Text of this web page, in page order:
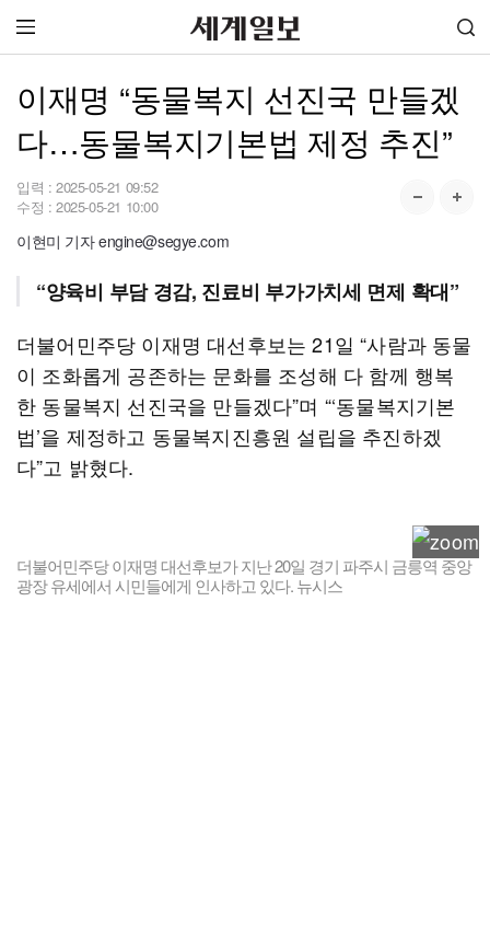
이재명 “동물복지 선진국 만들겠
다…동물복지기본법 제정 추진”
입력 : 2025-05-21 09:52
수정 : 2025-05-21 10:00
이현미 기자 engine@segye.com
“양육비 부담 경감, 진료비 부가가치세 면제 확대”
더불어민주당 이재명 대선후보는 21일 “사람과 동물
이 조화롭게 공존하는 문화를 조성해 다 함께 행복
한 동물복지 선진국을 만들겠다”며 “‘동물복지기본
법’을 제정하고 동물복지진흥원 설립을 추진하겠
다”고 밝혔다.
더불어민주당 이재명 대선후보가 지난 20일 경기 파주시 금릉역 중앙
광장 유세에서 시민들에게 인사하고 있다. 뉴시스